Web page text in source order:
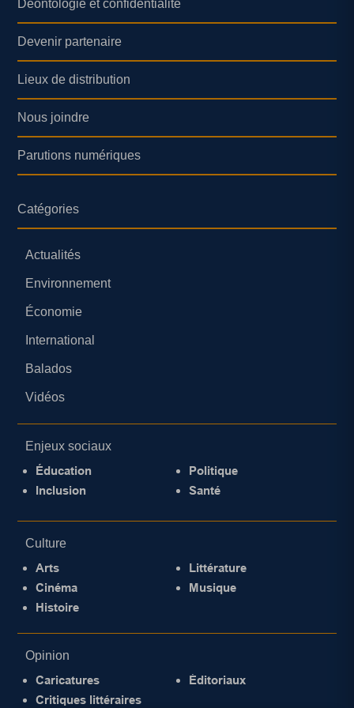
Déontologie et confidentialité
Devenir partenaire
Lieux de distribution
Nous joindre
Parutions numériques
Catégories
Actualités
Environnement
Économie
International
Balados
Vidéos
Enjeux sociaux
Éducation
Inclusion
Politique
Santé
Culture
Arts
Cinéma
Histoire
Littérature
Musique
Opinion
Caricatures
Critiques littéraires
Éditoriaux